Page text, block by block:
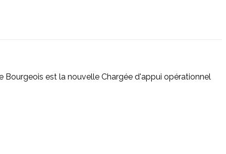
Bourgeois est la nouvelle Chargée d'appui opérationnel